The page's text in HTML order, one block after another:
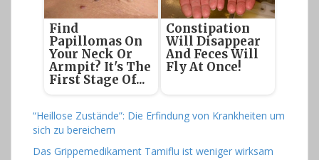
Find
Papillomas On
Your Neck Or
Armpit? It's The
First Stage Of...
Constipation
Will Disappear
And Feces Will
Fly At Once!
“Heillose Zustände”: Die Erfindung von Krankheiten um
sich zu bereichern
Das Grippemedikament Tamiflu ist weniger wirksam